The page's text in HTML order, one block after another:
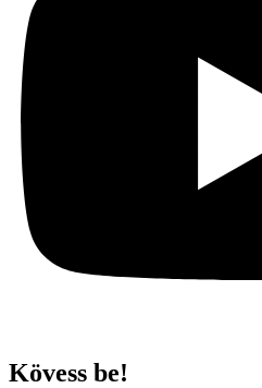
Kövess be!